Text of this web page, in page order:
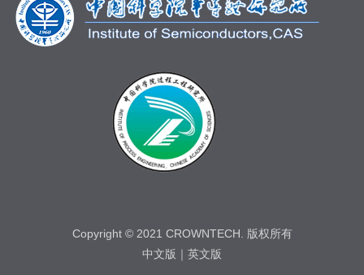
Copyright © 2021 CROWNTECH. 版权所有
中文版 ｜ 英文版